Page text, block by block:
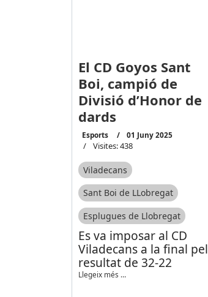
El CD Goyos Sant
Boi, campió de
Divisió d’Honor de
dards
Esports 01 Juny 2025
Visites: 438
Viladecans
Sant Boi de LLobregat
Esplugues de Llobregat
Es va imposar al CD
Viladecans a la final pel
resultat de 32-22
Llegeix més …